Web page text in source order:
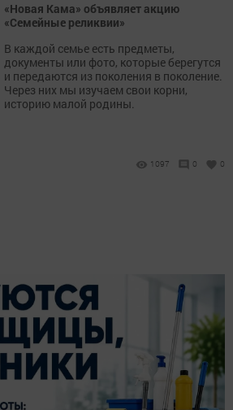
«Новая Кама» объявляет акцию
«Семейные реликвии»
В каждой семье есть предметы,
документы или фото, которые берегутся
и передаются из поколения в поколение.
Через них мы изучаем свои корни,
историю малой родины.
1097 0 0